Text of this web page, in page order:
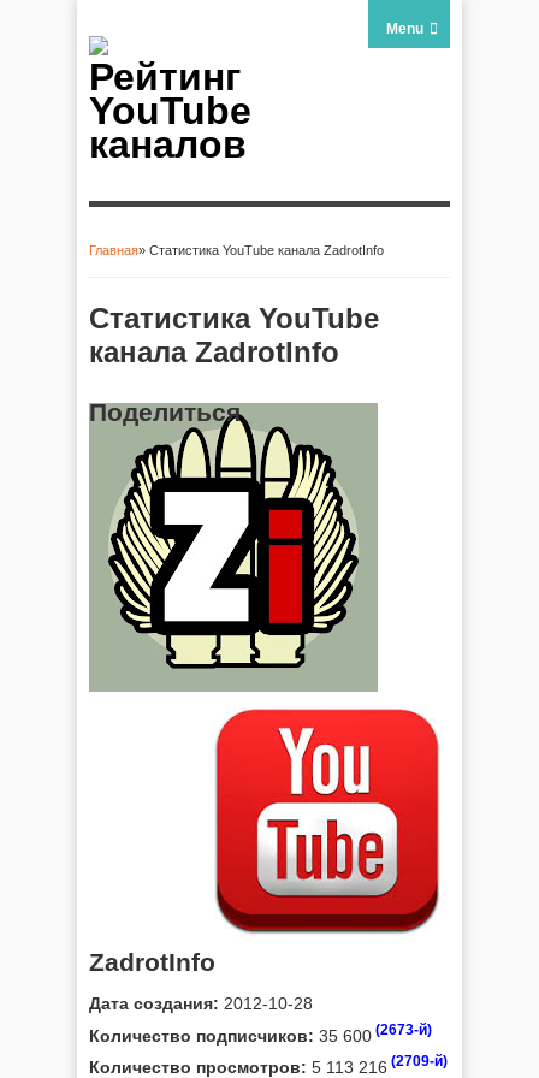
Рейтинг
YouTube
каналов
Menu
Главная» Статистика YouTube канала ZadrotInfo
Статистика YouTube
канала ZadrotInfo
Поделиться
ZadrotInfo
Дата создания: 2012-10-28
Количество подписчиков: 35 600 (2673-й)
Количество просмотров: 5 113 216 (2709-й)